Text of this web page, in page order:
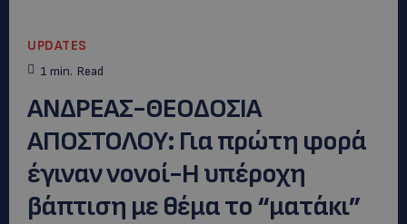
UPDATES
1 min. Read
ΑΝΔΡΕΑΣ-ΘΕΟΔΟΣΙΑ
ΑΠΟΣΤΟΛΟΥ: Για πρώτη φορά
έγιναν νονοί-Η υπέροχη
βάπτιση με θέμα το “ματάκι”